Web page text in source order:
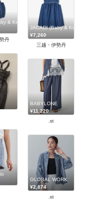
& Kids)/ジャカディ
丹
JACADI (Baby & Kids)/ジャカデ
¥7,260
三越・伊勢丹
BABYLONE
¥11,220
.st
GLOBAL WORK
¥2,874
.st